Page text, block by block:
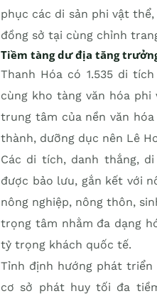
phục các di sản phi vật
đồng sở tại cùng chỉnh
Tiềm tàng dư địa tăng
Thanh Hóa có 1.535 di
cùng kho tàng văn hóa
trung tâm của nền văn
thành, dưỡng dục nên Lê
Các di tích, danh thắng,
được bảo lưu, gắn kết với
nông nghiệp, nông thôn,
trọng tâm nhằm đa dạng
tỷ trọng khách quốc tế.
Tỉnh định hướng phát
cơ sở phát huy tối đa